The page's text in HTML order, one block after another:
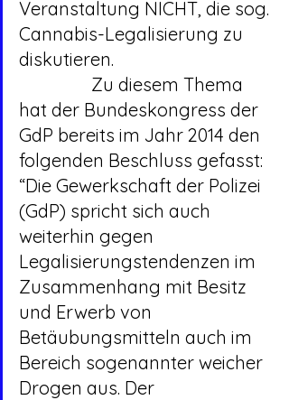
Veranstaltung NICHT, die sog.
Cannabis-Legalisierung zu
diskutieren.
hat der Bundeskongress der
GdP bereits im Jahr 2014 den
folgenden Beschluss gefasst:
“Die Gewerkschaft der Polizei
(GdP) spricht sich auch
weiterhin gegen
Legalisierungstendenzen im
Zusammenhang mit Besitz
und Erwerb von
Betäubungsmitteln auch im
Bereich sogenannter weicher
Drogen aus. Der